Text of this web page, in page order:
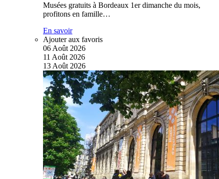
Musées gratuits à Bordeaux 1er dimanche du mois,
profitons en famille…
En savoir
Ajouter aux favoris
06 Août 2026
11 Août 2026
13 Août 2026